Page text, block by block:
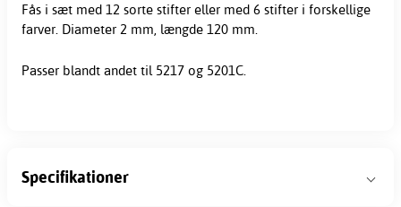
Fås i sæt med 12 sorte stifter eller med 6 stifter i forskellige
farver. Diameter 2 mm, længde 120 mm.
Passer blandt andet til 5217 og 5201C.
Specifikationer